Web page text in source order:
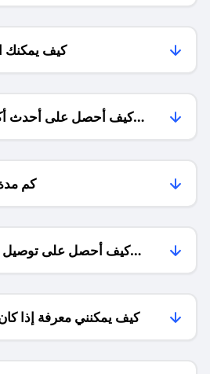
كيف يمكنك
كيف أحصل على أحدث
كم
كيف أحصل على توصيل
كيف يمكنني معرفة إذا